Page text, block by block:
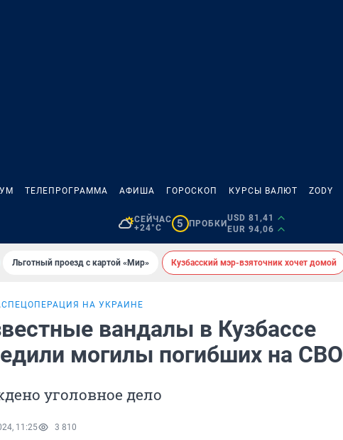
ТЕЛЕПРОГРАММА АФИША ГОРОСКОП КУРСЫ ВАЛЮТ ZODY
СЕЙЧАС
+24°C
5 ПРОБКИ
USD 81,41
EUR 94,06
Льготный проезд с картой «Мир» Кузбасский мэр-взяточник хочет домой
СПЕЦОПЕРАЦИЯ НА УКРАИНЕ
вандалы в Кузбассе
могилы погибших на СВО
уголовное дело
11:25 3 810